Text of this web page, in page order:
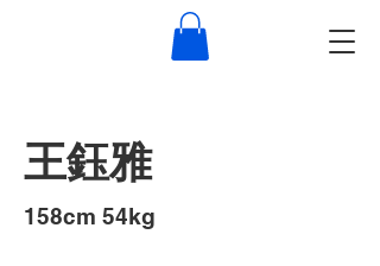
王鈺雅
​158cm 54kg